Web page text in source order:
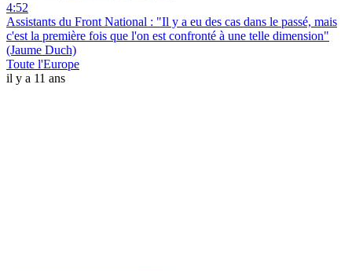
4:52
Assistants du Front National : "Il y a eu des cas dans le passé, mais
c'est la première fois que l'on est confronté à une telle dimension"
(Jaume Duch)
Toute l'Europe
il y a 11 ans